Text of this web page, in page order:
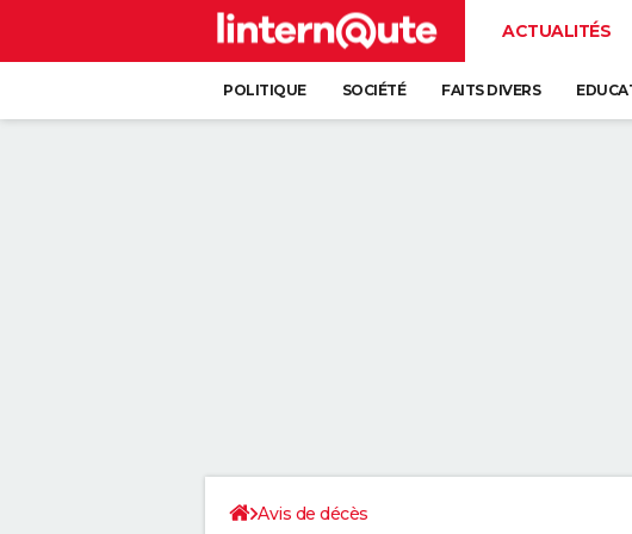
ACTUALITÉS
POLITIQUE SOCIÉTÉ FAITS DIVERS
Avis de décès